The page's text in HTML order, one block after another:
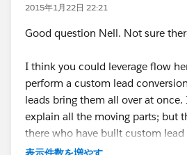
2015年1月22日 22:21
Good question Nell. Not sure
I think you could leverage flow
perform a custom lead
leads bring them all over at
explain all the moving parts; but
there who have built custom
using flow.